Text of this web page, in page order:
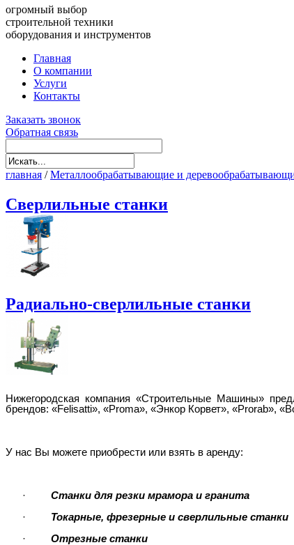
огромный выбор
строительной техники
оборудования и инструментов
Главная
О компании
Услуги
Контакты
Заказать звонок
Обратная связь
главная /Металлообрабатывающие и
Cверлильные станки
Радиально-сверлильные станки
Нижегородская компания «Строительные Машины»
брендов: «Felisatti», «Proma», «Энкор Корвет», «Prorab»,
У нас Вы можете приобрести или взять в аренду:
· Станки для резки мрамора и гранита
· Токарные, фрезерные и сверлильные станки
· Отрезные станки